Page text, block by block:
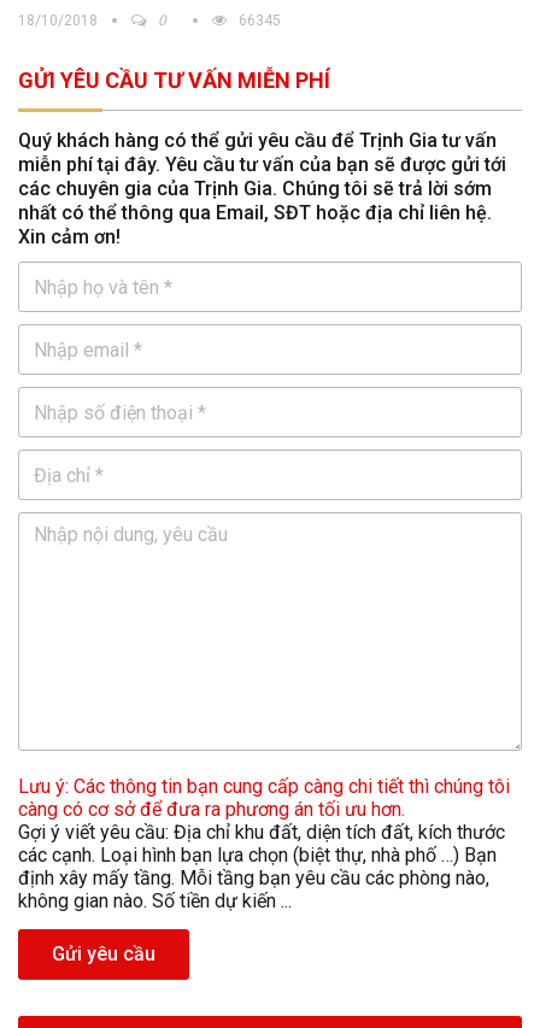
thủy nhà ở. Gia đình bạn đang có ý định xây dựng nhà theo
ảnh hưởng gì đến cuộc sống sau này không? Bài viết này
công ty Kiến trúc Trịnh Gia chúng tôi xin tổng hơn tới quý độc
giả vềphong thủy nhà ở hướng Tây Nam.
18/10/2018 0 66345
GỬI YÊU CẦU TƯ VẤN MIỄN PHÍ
Quý khách hàng có thể gửi yêu cầu để Trịnh Gia tư vấn
miễn phí tại đây. Yêu cầu tư vấn của bạn sẽ được gửi tới
các chuyên gia của Trịnh Gia. Chúng tôi sẽ trả lời sớm
nhất có thể thông qua Email, SĐT hoặc địa chỉ liên hệ.
Xin cảm ơn!
Lưu ý: Các thông tin bạn cung cấp càng chi tiết thì chúng tôi
càng có cơ sở để đưa ra phương án tối ưu hơn.
Gợi ý viết yêu cầu: Địa chỉ khu đất, diện tích đất, kích thước
các cạnh. Loại hình bạn lựa chọn (biệt thự, nhà phố …) Bạn
định xây mấy tầng. Mỗi tầng bạn yêu cầu các phòng nào,
không gian nào. Số tiền dự kiến ...
Gửi yêu cầu